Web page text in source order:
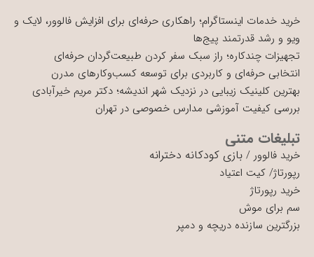
خرید خدمات اینستاگرام؛ راهکاری حرفه‌ای برای افزایش فالوور، لایک و
ویو و رشد قدرتمند پیج‌ها
تجهیزات چندکاره؛ راز سبک سفر کردن طبیعت‌گردان حرفه‌ای
انتخابی حرفه‌ای و کاربردی برای توسعه کسب‌وکارهای مدرن
بهترین کلینیک زیبایی در نزدیک شهر اندیشه؛ دکتر مریم خیرآبادی
بررسی کیفیت آموزشی مدارس خصوصی در تهران
تبلیغات متنی
خرید فالوور / بازی کودکانه دخترانه
رپورتاژ/ کیت اعتیاد
خرید رپورتاژ
سم برای موش
بزرگترین سازنده دریچه و دمپر